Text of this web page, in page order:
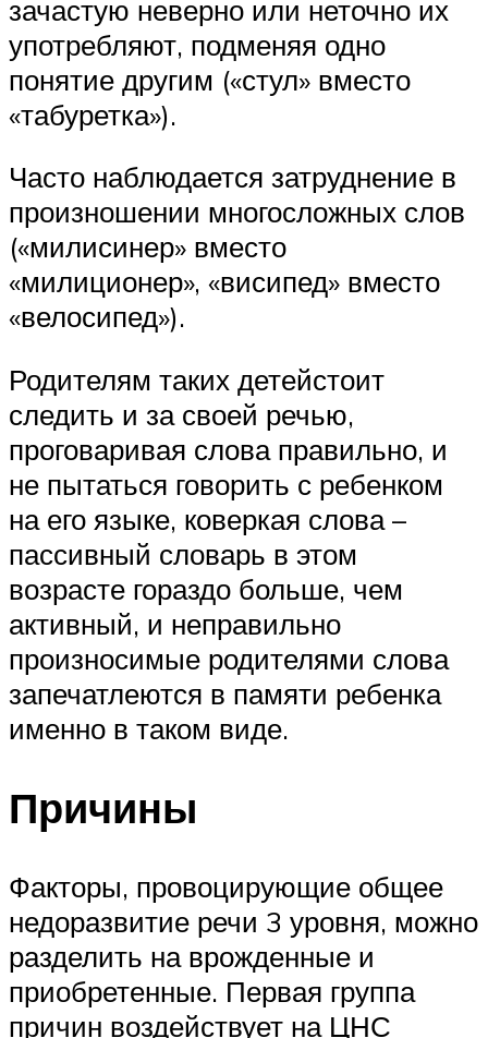
зачастую неверно или неточно их
употребляют, подменяя одно
понятие другим («стул» вместо
«табуретка»).
Часто наблюдается затруднение в
произношении многосложных слов
(«милисинер» вместо
«милиционер», «висипед» вместо
«велосипед»).
Родителям таких детейстоит
следить и за своей речью,
проговаривая слова правильно, и
не пытаться говорить с ребенком
на его языке, коверкая слова –
пассивный словарь в этом
возрасте гораздо больше, чем
активный, и неправильно
произносимые родителями слова
запечатлеются в памяти ребенка
именно в таком виде.
Причины
Факторы, провоцирующие общее
недоразвитие речи 3 уровня, можно
разделить на врожденные и
приобретенные. Первая группа
причин воздействует на ЦНС